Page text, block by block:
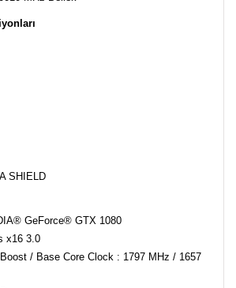
SHIELD
GeForce® GTX 1080
x16 3.0
/ Base Core Clock : 1797 MHz / 1657